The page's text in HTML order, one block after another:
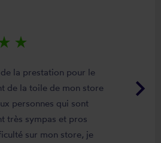
keyboard_arrow_right
star_rate
la prestation pour le
de la toile de mon store
personnes qui sont
très sympas et pros
sur mon store, je